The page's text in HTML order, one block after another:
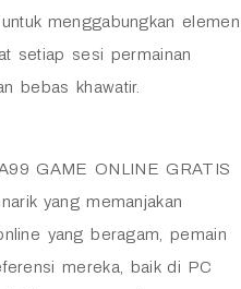
menggabungkan elemen
setiap sesi permainan
bebas khawatir.
GAME ONLINE GRATIS
yang memanjakan
yang beragam, pemain
mereka, baik di PC